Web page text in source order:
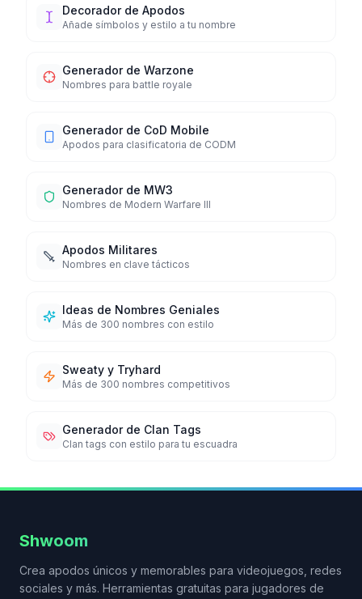
Decorador de Apodos
Añade símbolos y estilo a tu nombre
Generador de Warzone
Nombres para battle royale
Generador de CoD Mobile
Apodos para clasificatoria de CODM
Generador de MW3
Nombres de Modern Warfare III
Apodos Militares
Nombres en clave tácticos
Ideas de Nombres Geniales
Más de 300 nombres con estilo
Sweaty y Tryhard
Más de 300 nombres competitivos
Generador de Clan Tags
Clan tags con estilo para tu escuadra
Shwoom
Crea apodos únicos y memorables para videojuegos, redes
sociales y más. Herramientas gratuitas para jugadores de